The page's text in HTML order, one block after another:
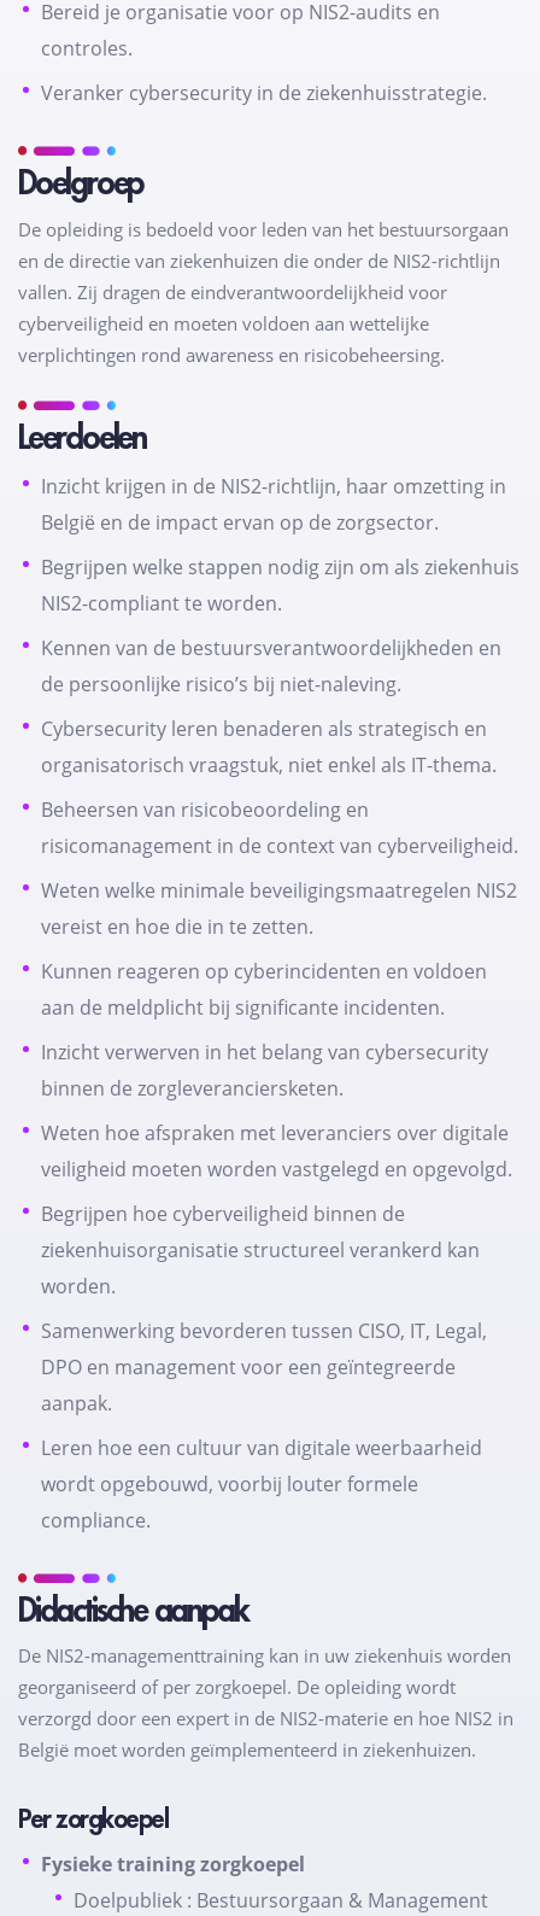
Bereid je organisatie voor op NIS2-audits en
controles.
Veranker cybersecurity in de ziekenhuisstrategie.
Doelgroep
De opleiding is bedoeld voor leden van het bestuursorgaan
en de directie van ziekenhuizen die onder de NIS2-richtlijn
vallen. Zij dragen de eindverantwoordelijkheid voor
cyberveiligheid en moeten voldoen aan wettelijke
verplichtingen rond awareness en risicobeheersing.
Leerdoelen
Inzicht krijgen in de NIS2-richtlijn, haar omzetting in
België en de impact ervan op de zorgsector.
Begrijpen welke stappen nodig zijn om als ziekenhuis
NIS2-compliant te worden.
Kennen van de bestuursverantwoordelijkheden en
de persoonlijke risico’s bij niet-naleving.
Cybersecurity leren benaderen als strategisch en
organisatorisch vraagstuk, niet enkel als IT-thema.
Beheersen van risicobeoordeling en
risicomanagement in de context van cyberveiligheid.
Weten welke minimale beveiligingsmaatregelen NIS2
vereist en hoe die in te zetten.
Kunnen reageren op cyberincidenten en voldoen
aan de meldplicht bij significante incidenten.
Inzicht verwerven in het belang van cybersecurity
binnen de zorgleveranciersketen.
Weten hoe afspraken met leveranciers over digitale
veiligheid moeten worden vastgelegd en opgevolgd.
Begrijpen hoe cyberveiligheid binnen de
ziekenhuisorganisatie structureel verankerd kan
worden.
Samenwerking bevorderen tussen CISO, IT, Legal,
DPO en management voor een geïntegreerde
aanpak.
Leren hoe een cultuur van digitale weerbaarheid
wordt opgebouwd, voorbij louter formele
compliance.
Didactische aanpak
De NIS2-managementtraining kan in uw ziekenhuis worden
georganiseerd of per zorgkoepel. De opleiding wordt
verzorgd door een expert in de NIS2-materie en hoe NIS2 in
België moet worden geïmplementeerd in ziekenhuizen.
Per zorgkoepel
Fysieke training zorgkoepel
Doelpubliek : Bestuursorgaan & Management